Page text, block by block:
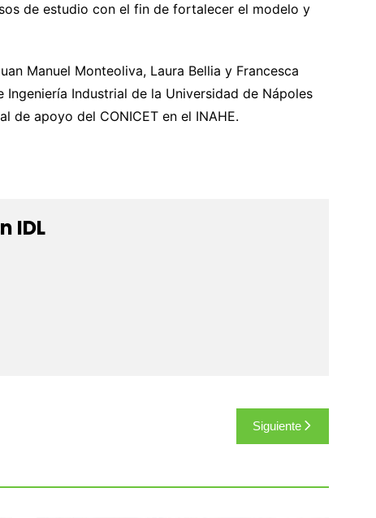
de estudio con el fin de fortalecer el modelo y
Manuel Monteoliva, Laura Bellia y Francesca
Industrial de la Universidad de Nápoles
de apoyo del CONICET en el INAHE.
IDL
Siguiente